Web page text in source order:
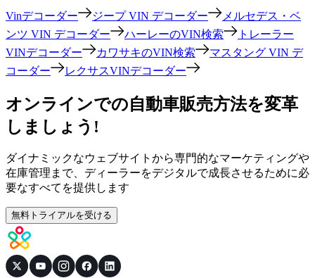
Vinデコーダー ジープ VIN デコーダー
メルセデス・ベ
ンツ VIN デコーダー
ハーレーのVIN検索
トレーラー
VINデコーダー
カワサキのVIN検索
マスタング VIN デ
コーダー
レクサスVINデコーダー
オンラインでの自動車販売方法を変革
しましょう!
ダイナミックなウェブサイトから専門的なマーケティングや
在庫管理まで、ディーラーをデジタルで成長させるために必
要なすべてを提供します
無料トライアルを受ける